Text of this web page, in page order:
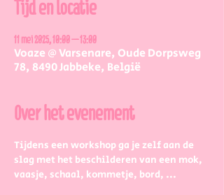
Tijd en locatie
11 mei 2025, 10:00 – 13:00
Voaze @ Varsenare, Oude Dorpsweg
78, 8490 Jabbeke, België
Over het evenement
Tijdens een workshop ga je zelf aan de
slag met het beschilderen van een mok,
vaasje, schaal, kommetje, bord, ...